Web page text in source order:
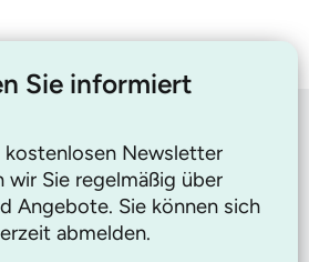
Sie informiert
kostenlosen Newsletter
wir Sie regelmäßig über
Angebote. Sie können sich
abmelden.